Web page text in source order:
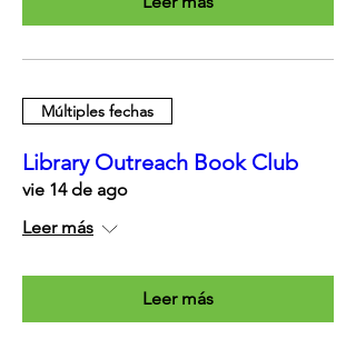
Múltiples fechas
Library Outreach Book Club
vie 14 de ago
Leer más
Leer más